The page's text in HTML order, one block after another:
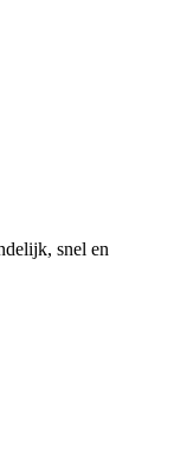
snel en